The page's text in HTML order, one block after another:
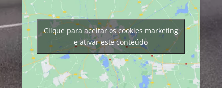
Clique para aceitar os cookies marketing
e ativar este conteúdo